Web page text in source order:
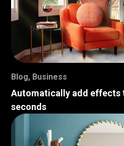
Blog, Business
Automatically add effects
seconds